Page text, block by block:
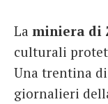
La miniera di
culturali
Una trentina
giornalieri